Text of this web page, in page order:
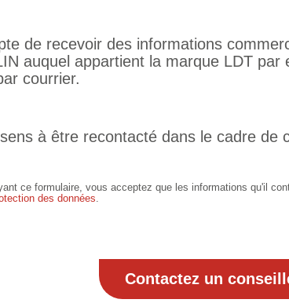
de recevoir des informations
auquel appartient la marque LDT
courrier.
à être recontacté dans le cadre de
ce formulaire, vous acceptez que les informations qu'il
des données.